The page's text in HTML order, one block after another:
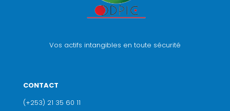
Vos actifs intangibles en toute sécurité
CONTACT
(+253) 21 35 60 11